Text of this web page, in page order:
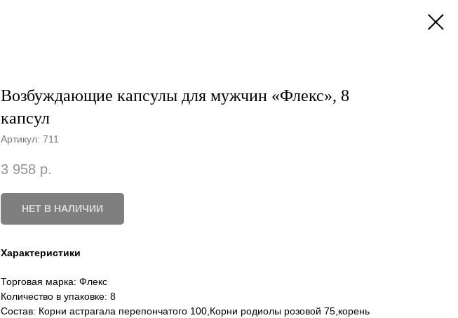
Возбуждающие капсулы для мужчин «Флекс», 8
капсул
Артикул: 711
3 958 р.
НЕТ В НАЛИЧИИ
Характеристики
Торговая марка: Флекс
Количество в упаковке: 8
Состав: Корни астрагала перепончатого 100,Корни родиолы розовой 75,корень